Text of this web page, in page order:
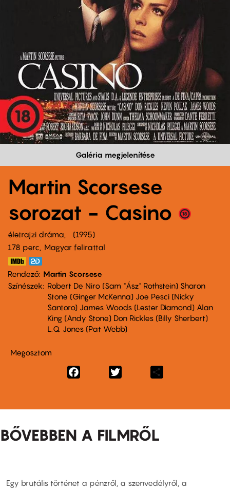
Galéria megjelenítése
Martin Scorsese
sorozat - Casino
életrajzi dráma
1995
178 perc,
Magyar felirattal
Rendező Martin Scorsese
Színészek
Robert De Niro (Sam "Ász" Rothstein) Sharon
Stone (Ginger McKenna) Joe Pesci (Nicky
Santoro) James Woods (Lester Diamond) Alan
King (Andy Stone) Don Rickles (Billy Sherbert)
L.Q. Jones (Pat Webb)
Megosztom
Facebook
BŐVEBBEN A FILMRŐL
Egy brutális történet a pénzről, a szenvedélyről, a